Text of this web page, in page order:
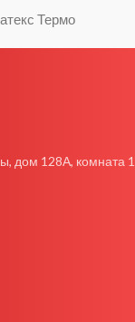
Термо
дом 128А, комната 1